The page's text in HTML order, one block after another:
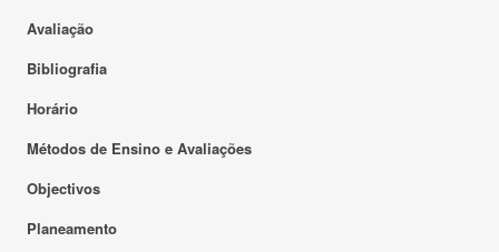
Avaliação
Bibliografia
Horário
Métodos de Ensino e Avaliações
Objectivos
Planeamento